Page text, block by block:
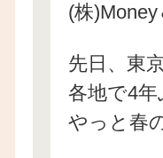
(株)Money
先日、東
各地で4
やっと春